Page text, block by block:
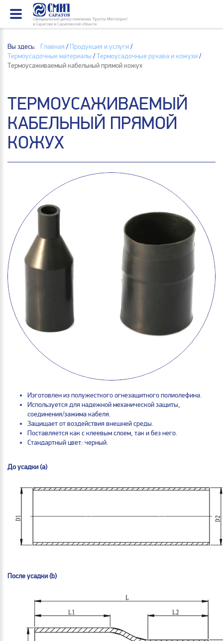
Вы здесь: Главная /Продукция и услуги/
Термоусадочные материалы /Термоусадочные рукава и кожухи/
Термоусаживаемый кабельный прямой кожух
ТЕРМОУСАЖИВАЕМЫЙ
КАБЕЛЬНЫЙ ПРЯМОЙ
КОЖУХ
Изготовлен из полужесткого огнезащитного полиолефина.
Используется для надежной механической защиты,
соединения/зажима кабеля.
Защищает от воздействия внешней среды.
Поставляется как с клеевым слоем, так и без него.
Стандартный цвет: черный.
До усадки (а)
После усадки (b)